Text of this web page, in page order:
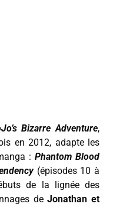
Bizarre Adventure,
en 2012, adapte les
:Phantom Blood
(épisodes 10 à
de la lignée des
deJonathan et